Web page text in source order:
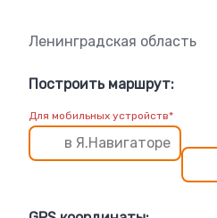
Ленинградская область
Построить маршрут:
Для мобильных устройств*
в Я.Навигаторе